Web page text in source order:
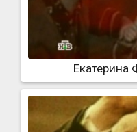
Екатерина